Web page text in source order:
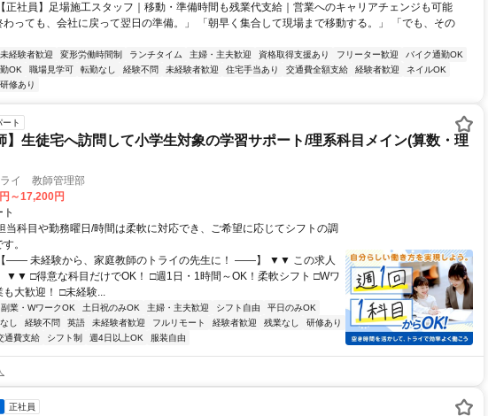
正社員】足場施工スタッフ｜移動・準備時間も残業代支給｜営業へのキャリアチェンジも可能
わっても、会社に戻って翌日の準備。」 「朝早く集合して現場まで移動する。」 「でも、その
経験者歓迎 変形労働時間制 ランチタイム 主婦・主夫歓迎 資格取得支援あり フリーター歓迎
バイク通勤OK
OK 職場見学可 転勤なし 経験不問 未経験者歓迎 住宅手当あり 交通費全額支給 経験者歓迎
ネイルOK
研修あり
ト
】生徒宅へ訪問して小学生対象の学習サポート/理系科目メイン(算数・理
ライ 教師管理部
～17,200円
当科目や勤務曜日/時間は柔軟に対応でき、ご希望に応じてシフトの調
。
―― 未経験から、家庭教師のトライの先生に！ ――】 ▼▼ この求人
▼▼ □得意な科目だけでOK！ □週1日・1時間～OK！柔軟シフト □Wワ
も大歓迎！ □未経験...
副業・WワークOK 土日祝のみOK 主婦・主夫歓迎 シフト自由
平日のみOK
し 経験不問 英語 未経験者歓迎 フルリモート 経験者歓迎 残業なし
研修あり
通費支給 シフト制 週4日以上OK 服装自由
正社員